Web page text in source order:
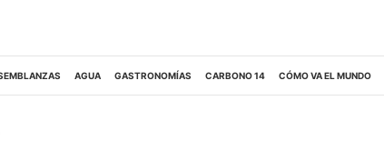
AGUA GASTRONOMÍAS CARBONO 14 CÓMO VA EL MUNDO